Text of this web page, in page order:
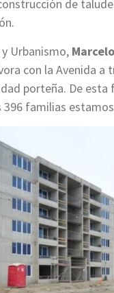
de
Urbanismo,
con la Avenida a
porteña. De
396 familias